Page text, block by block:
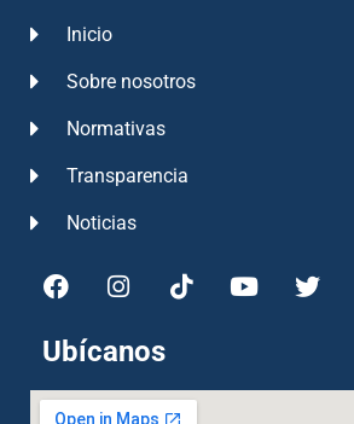
Inicio
Sobre nosotros
Normativas
Transparencia
Noticias
Ubícanos